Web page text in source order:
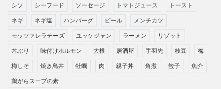
シソ シーフード ソーセージ トマトジュース トースト
ネギ ネギ塩 ハンバーグ ビール メンチカツ
モッツァレラチーズ ユッケジャン ラーメン リゾット
丼ぶり 味付けホルモン 大根 居酒屋 手羽先 枝豆 梅
梅しそ 焼き鳥丼 牡蠣 肉 親子丼 角煮 餃子 魚介
鶏がらスープの素